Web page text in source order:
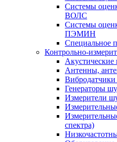
Системы
ВОЛС
Системы
ПЭМИН
Специальное
Контрольно-
Акустические
Антенны,
Вибродатчики
Генераторы
Измерители
спектра)